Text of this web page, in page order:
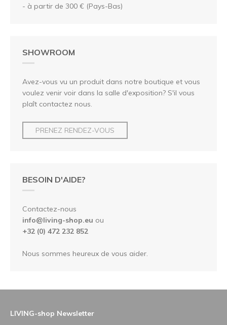
- à partir de 300 € (Pays-Bas)
SHOWROOM
Avez-vous vu un produit dans notre boutique et vous
voulez venir voir dans la salle d'exposition? S'il vous
plaît contactez nous.
PRENEZ RENDEZ-VOUS
BESOIN D'AIDE?
Contactez-nous
info@living-shop.eu ou
+32 (0) 472 232 852
Nous sommes heureux de vous aider.
LIVING-shop Newsletter